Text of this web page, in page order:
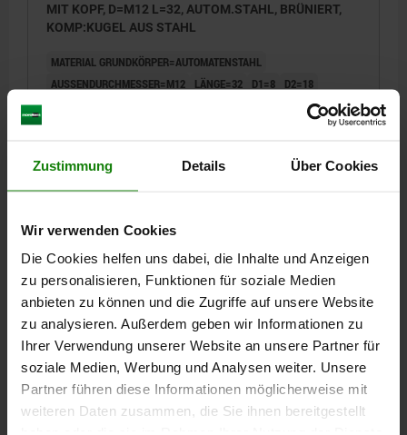
Zustimmung Details Über Cookies
Wir verwenden Cookies
Die Cookies helfen uns dabei, die Inhalte und Anzeigen
zu personalisieren, Funktionen für soziale Medien
anbieten zu können und die Zugriffe auf unsere Website
zu analysieren. Außerdem geben wir Informationen zu
Ihrer Verwendung unserer Website an unsere Partner für
soziale Medien, Werbung und Analysen weiter. Unsere
Partner führen diese Informationen möglicherweise mit
weiteren Daten zusammen, die Sie ihnen bereitgestellt
MIT KOPF, D=M12 L=32, AUTOM.STAHL, BRÜNIERT,
KOMP:KUGEL AUS STAHL
MATERIAL GRUNDKÖRPER=AUTOMATENSTAHL
AUSSENDURCHMESSER=M12
LÄNGE=32 D1=8
D2=18
FEDERKRAFT ANFANG F1 CA. N=30
zzgl. Versandkosten
03073